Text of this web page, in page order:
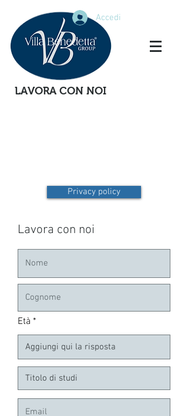
Accedi
LAVORA CON NOI
Privacy policy
Lavora con noi
Età